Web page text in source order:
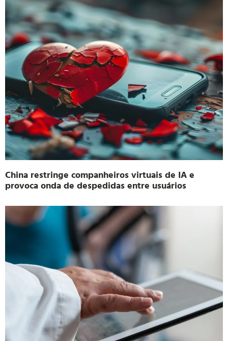
China restringe companheiros virtuais de IA e
provoca onda de despedidas entre usuários